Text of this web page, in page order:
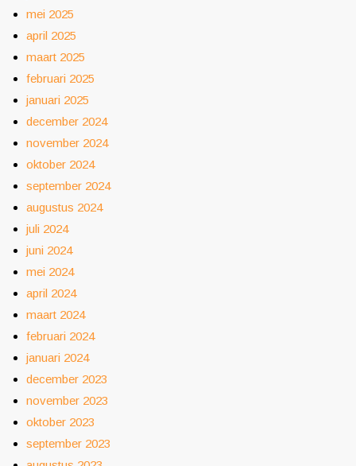
mei 2025
april 2025
maart 2025
februari 2025
januari 2025
december 2024
november 2024
oktober 2024
september 2024
augustus 2024
juli 2024
juni 2024
mei 2024
april 2024
maart 2024
februari 2024
januari 2024
december 2023
november 2023
oktober 2023
september 2023